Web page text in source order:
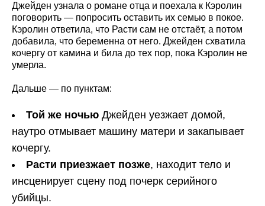
Джейден узнала о романе отца и поехала к Кэролин
поговорить — попросить оставить их семью в покое.
Кэролин ответила, что Расти сам не отстаёт, а потом
добавила, что беременна от него. Джейден схватила
кочергу от камина и била до тех пор, пока Кэролин не
умерла.
Дальше — по пунктам:
Той же ночью Джейден уезжает домой,
наутро отмывает машину матери и закапывает
кочергу.
Расти приезжает позже, находит тело и
инсценирует сцену под почерк серийного
убийцы.